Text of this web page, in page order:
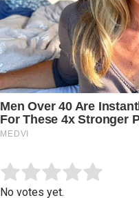
Rate this item:
No votes yet.